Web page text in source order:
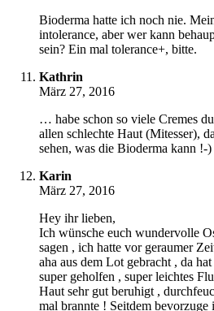
Bioderma hatte ich noch nie.
intolerance, aber wer kann
sein? Ein mal tolerance+, bitte.
Kathrin
März 27, 2016
… habe schon so viele Cremes
allen schlechte Haut (Mitesser),
sehen, was die Bioderma kann !-)
Karin
März 27, 2016
Hey ihr lieben,
Ich wünsche euch wundervolle
sagen , ich hatte vor geraumer
aha aus dem Lot gebracht , da
super geholfen , super leichtes
Haut sehr gut beruhigt ,
mal brannte ! Seitdem